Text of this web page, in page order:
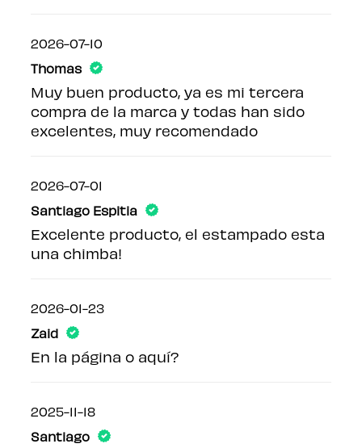
2026-07-10
Thomas
Muy buen producto, ya es mi tercera
compra de la marca y todas han sido
excelentes, muy recomendado
2026-07-01
Santiago Espitia
Excelente producto, el estampado esta
una chimba!
2026-01-23
Zaid
En la página o aquí?
2025-11-18
Santiago